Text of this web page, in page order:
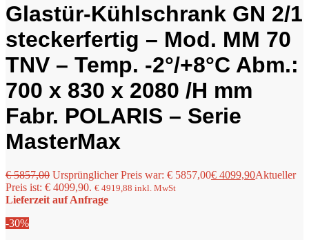
Glastür-Kühlschrank GN 2/1
steckerfertig – Mod. MM 70
TNV – Temp. -2°/+8°C Abm.:
700 x 830 x 2080 /H mm
Fabr. POLARIS – Serie
MasterMax
€5857,00 Ursprünglicher Preis war: € 5857,00€ 4099,90Aktueller
Preis ist: € 4099,90. € 4919,88 inkl. MwSt
Lieferzeit auf Anfrage
-30%